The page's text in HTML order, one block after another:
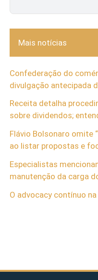
Mais notícias
Confederação do
divulgação antecipada
Receita detalha
sobre dividendos;
Flávio Bolsonaro omite
ao listar propostas e
Especialistas
manutenção da carga
O advocacy contínuo